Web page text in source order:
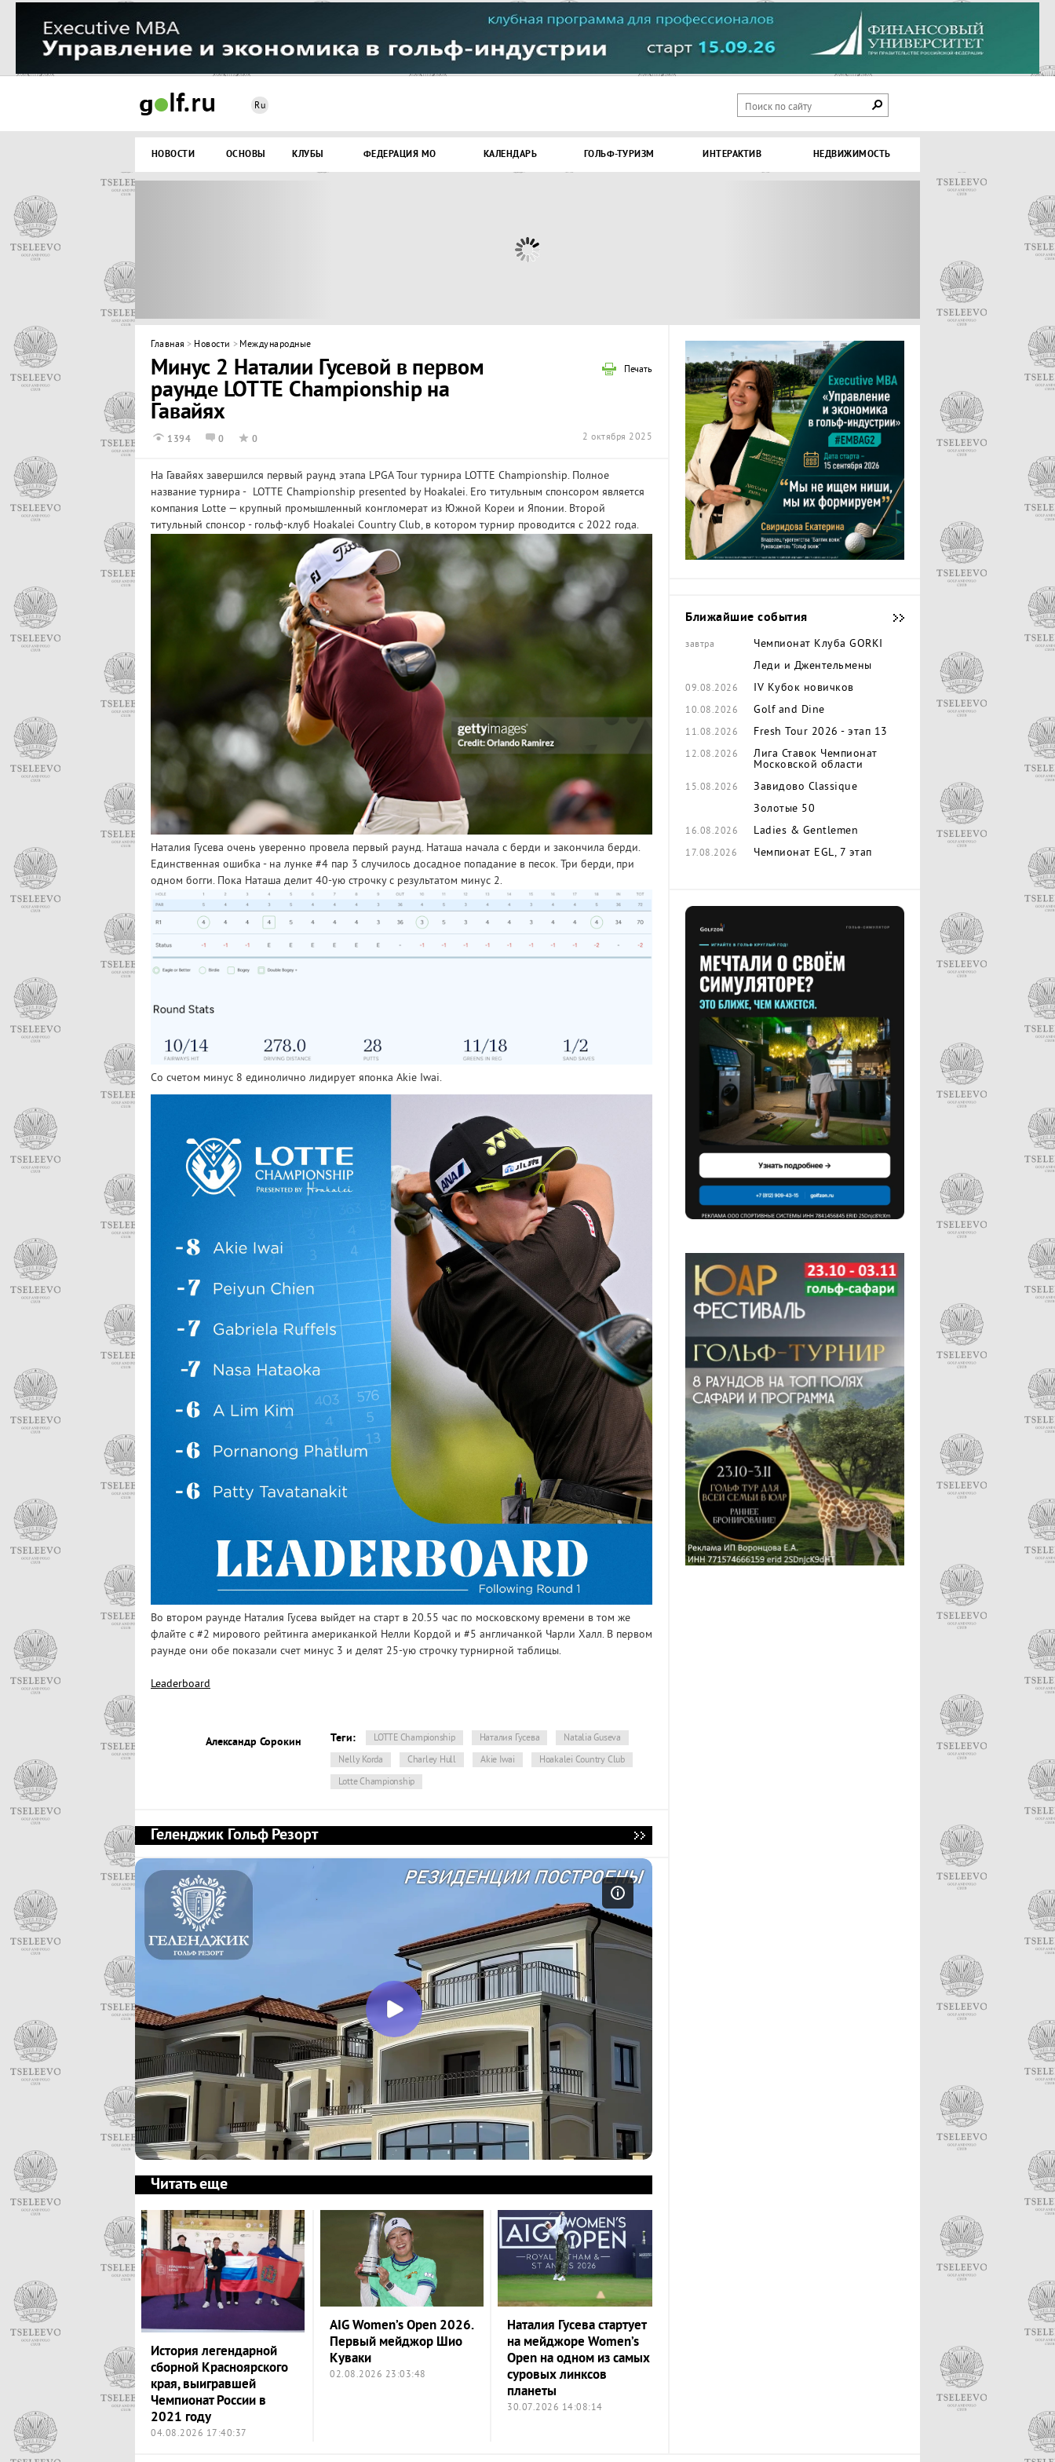
Ru
НОВОСТИ ОСНОВЫ КЛУБЫ ФЕДЕРАЦИЯ МО КАЛЕНДАРЬ ГОЛЬФ-ТУРИЗМ ИНТЕРАКТИВ НЕДВИЖИМОСТЬ
Главная > Новости > Международные
Печать
Минус 2 Наталии Гусевой в первом
раунде LOTTE Championship на
Гавайях
1394 0 0 2 октября 2025
На Гавайях завершился первый раунд этапа LPGA Tour турнира LOTTE Championship. Полное
название турнира - LOTTE Championship presented by Hoakalei. Его титульным спонсором является
компания Lotte — крупный промышленный конгломерат из Южной Кореи и Японии. Второй
титульный спонсор - гольф-клуб Hoakalei Country Club, в котором турнир проводится с 2022 года.
Наталия Гусева очень уверенно провела первый раунд. Наташа начала с берди и закончила берди.
Единственная ошибка - на лунке #4 пар 3 случилось досадное попадание в песок. Три берди, при
одном богги. Пока Наташа делит 40-ую строчку с результатом минус 2.
Со счетом минус 8 единолично лидирует японка Akie Iwai.
Во втором раунде Наталия Гусева выйдет на старт в 20.55 час по московскому времени в том же
флайте с #2 мирового рейтинга американкой Нелли Кордой и #5 англичанкой Чарли Халл. В первом
раунде они обе показали счет минус 3 и делят 25-ую строчку турнирной таблицы.
Leaderboard
Александр Сорокин Теги: LOTTE Championship Наталия Гусева
Natalia Guseva
Nelly Korda
Charley Hull Akie Iwai
Hoakalei Country Club
Lotte Championship
Геленджик Гольф Резорт
Читать еще
История легендарной
сборной Красноярского
края, выигравшей
Чемпионат России в
2021 году
04.08.2026 17:40:37
AIG Women’s Open 2026.
Первый мейджор Шио
Куваки
02.08.2026 23:03:48
Наталия Гусева стартует
на мейджоре Women’s
Open на одном из самых
суровых линксов
планеты
30.07.2026 14:08:14
Ближайшие события
завтра
Чемпионат Клуба GORKI
Леди и Джентельмены
09.08.2026 IV Кубок новичков
10.08.2026 Golf and Dine
11.08.2026 Fresh Tour 2026 - этап 13
12.08.2026
Лига Ставок Чемпионат
Московской области
15.08.2026
Завидово Classique
Золотые 50
16.08.2026 Ladies & Gentlemen
17.08.2026 Чемпионат EGL, 7 этап